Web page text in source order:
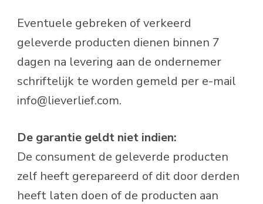
Eventuele gebreken of verkeerd
geleverde producten dienen binnen 7
dagen na levering aan de ondernemer
schriftelijk te worden gemeld per e-mail
info@lieverlief.com.
De garantie geldt niet indien:
De consument de geleverde producten
zelf heeft gerepareerd of dit door derden
heeft laten doen of de producten aan